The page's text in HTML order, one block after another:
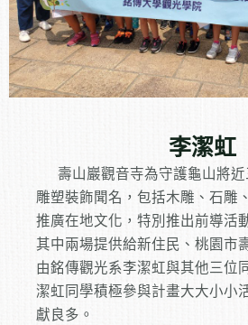
李潔虹
壽山巖觀音寺為守護龜山將
雕塑裝飾聞名，包括木雕、石雕
推廣在地文化，特別推出前導活
其中兩場提供給新住民、桃園市
由銘傳觀光系李潔虹與其他三位
潔虹同學積極參與計畫大大小小
獻良多。